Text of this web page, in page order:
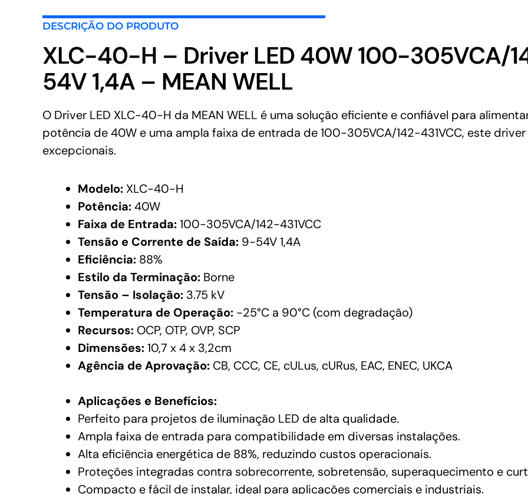
MEAN
DESCRIÇÃO DO PRODUTO
XLC-40-H – Driver LED 40W 100-305VCA/
54V 1,4A – MEAN WELL
O Driver LED XLC-40-H da MEAN WELL é uma solução eficiente e confiável para
potência de 40W e uma ampla faixa de entrada de 100-305VCA/142-431VCC, este
excepcionais.
Modelo: XLC-40-H
Potência:40W
Faixa de Entrada:100-305VCA/142-431VCC
Tensão e Corrente de Saída: 9-54V 1,4A
Eficiência: 88%
Estilo da Terminação: Borne
Tensão – Isolação: 3.75 kV
Temperatura de Operação: -25°C a 90°C (com degradação)
Recursos: OCP, OTP, OVP, SCP
Dimensões:10,7 x 4 x 3,2cm
Agência de Aprovação: CB, CCC, CE, cULus, cURus, EAC, ENEC, UKCA
Aplicações e Benefícios:
Perfeito para projetos de iluminação LED de alta qualidade.
Ampla faixa de entrada para compatibilidade em diversas instalações.
Alta eficiência energética de 88%, reduzindo custos operacionais.
Proteções integradas contra sobrecorrente, sobretensão, superaquecimento e
Compacto e fácil de instalar, ideal para aplicações comerciais e industriais.